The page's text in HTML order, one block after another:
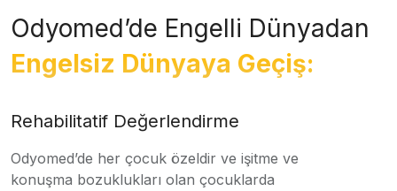
Odyomed’de Engelli Dünyadan
Engelsiz Dünyaya Geçiş:
Rehabilitatif Değerlendirme
Odyomed’de her çocuk özeldir ve işitme ve
konuşma bozuklukları olan çocuklarda